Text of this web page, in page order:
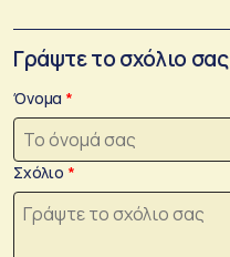
Γράψτε το σχόλιο σας
Όνομα
Σχόλιο